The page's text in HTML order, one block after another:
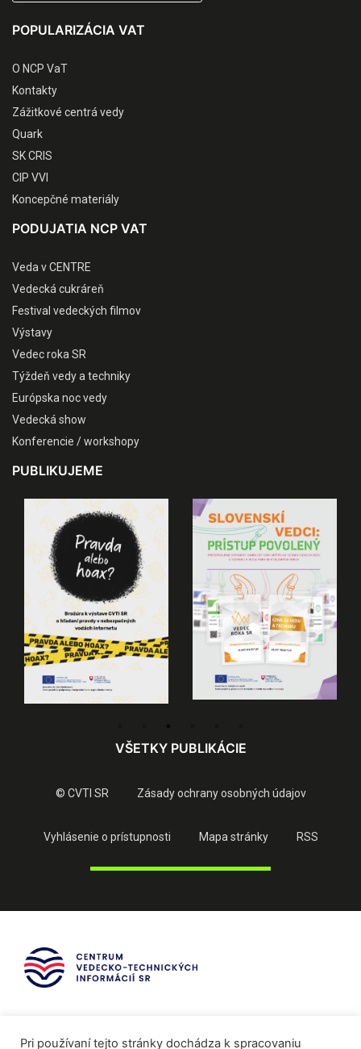
POPULARIZÁCIA VAT
O NCP VaT
Kontakty
Zážitkové centrá vedy
Quark
SK CRIS
CIP VVI
Koncepčné materiály
PODUJATIA NCP VAT
Veda v CENTRE
Vedecká cukráreň
Festival vedeckých filmov
Výstavy
Vedec roka SR
Týždeň vedy a techniky
Európska noc vedy
Vedecká show
Konferencie / workshopy
PUBLIKUJEME
VŠETKY PUBLIKÁCIE
© CVTI SR Zásady ochrany osobných údajov
Vyhlásenie o prístupnosti Mapa stránky RSS
Pri používaní tejto stránky dochádza k spracovaniu